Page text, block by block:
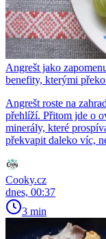
Angrešt jako
benefity, kterými
Angrešt roste na
přehlíží. Přitom jde o
minerály, které
překvapit daleko víc,
Cooky.cz
dnes, 00:37
3 min